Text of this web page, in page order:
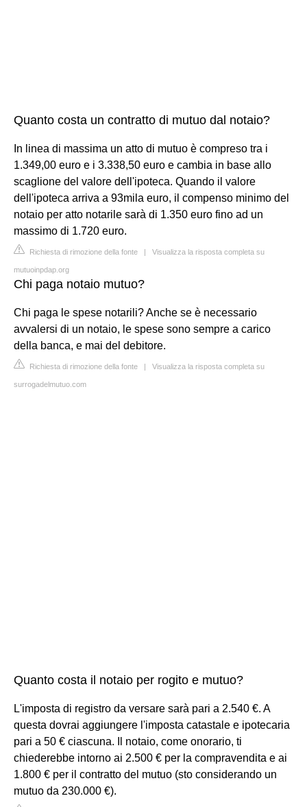
Quanto costa un contratto di mutuo dal notaio?
In linea di massima un atto di mutuo è compreso tra i
1.349,00 euro e i 3.338,50 euro e cambia in base allo
scaglione del valore dell'ipoteca. Quando il valore
dell'ipoteca arriva a 93mila euro, il compenso minimo del
notaio per atto notarile sarà di 1.350 euro fino ad un
massimo di 1.720 euro.
Richiesta di rimozione della fonte | Visualizza la risposta completa su
mutuoinpdap.org
Chi paga notaio mutuo?
Chi paga le spese notarili? Anche se è necessario
avvalersi di un notaio, le spese sono sempre a carico
della banca, e mai del debitore.
Richiesta di rimozione della fonte | Visualizza la risposta completa su
surrogadelmutuo.com
Quanto costa il notaio per rogito e mutuo?
L'imposta di registro da versare sarà pari a 2.540 €. A
questa dovrai aggiungere l'imposta catastale e ipotecaria
pari a 50 € ciascuna. Il notaio, come onorario, ti
chiederebbe intorno ai 2.500 € per la compravendita e ai
1.800 € per il contratto del mutuo (sto considerando un
mutuo da 230.000 €).